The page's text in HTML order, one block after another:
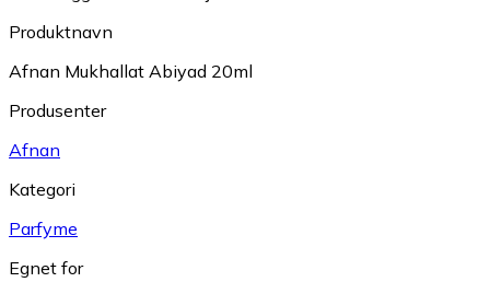
Produktnavn
Afnan Mukhallat Abiyad 20ml
Produsenter
Afnan
Kategori
Parfyme
Egnet for